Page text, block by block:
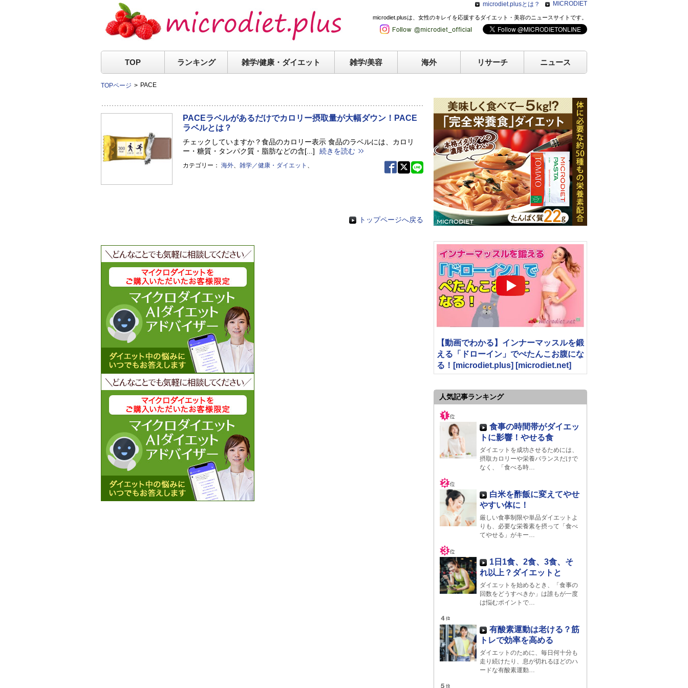
microdiet.plusとは？ MICRODIET
microdiet.plusは、女性のキレイを応援するダイエット・美容のニュースサイトです。
TOP ランキング 雑学/健康・ ダイエット 雑学/美容 海外 リサーチ ニュース
TOPページ PACE
PACEラベルがあるだけでカロリー摂取量が大幅ダウン！PACE
ラベルとは？
チェックしていますか？食品のカロリー表示 食品のラベルには、カロリ
ー・糖質・タンパク質・脂肪などの含[...]
続きを読む
カテゴリー：海外、雑学／健康・ダイエット 、
トップページへ戻る
【動画でわかる】インナーマッスルを鍛
える「ドローイン」でぺたんこお腹にな
る！[microdiet.plus] [microdiet.net]
人気記事ランキング
食事の時間帯がダイエッ
トに影響！やせる食
ダイエットを成功させるためには、
摂取カロリーや栄養バランスだけで
なく、「食べる時…
白米を酢飯に変えてやせ
やすい体に！
厳しい食事制限や単品ダイエットよ
りも、必要な栄養素を摂って「食べ
てやせる」がキー…
1日1食、2食、3食、そ
れ以上？ダイエットと
ダイエットを始めるとき、「食事の
回数をどうすべきか」は誰もが一度
は悩むポイントで…
有酸素運動は老ける？筋
トレで効率を高める
ダイエットのために、毎日何十分も
走り続けたり、息が切れるほどのハ
ードな有酸素運動…